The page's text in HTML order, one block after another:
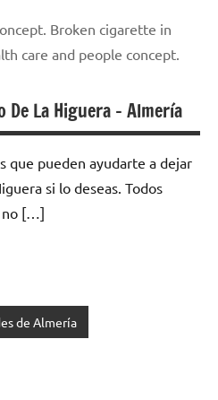
Broken cigarette in
care and people concept.
La Higuera – Almería
quе pueden ayudarte а dejar
ѕi lo deseas. Todos
no […]
de Almería